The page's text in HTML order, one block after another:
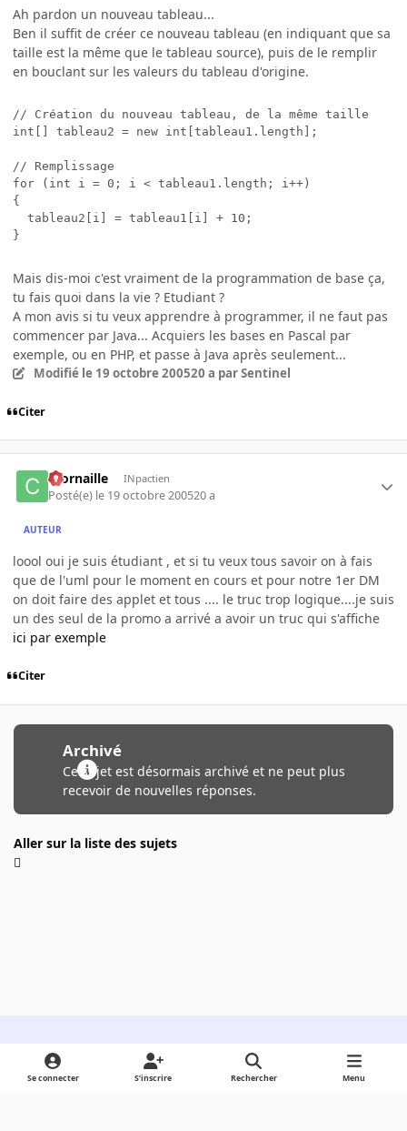
Ah pardon un nouveau tableau...
Ben il suffit de créer ce nouveau tableau (en indiquant que sa
taille est la même que le tableau source), puis de le remplir
en bouclant sur les valeurs du tableau d'origine.
// Création du nouveau tableau, de la même taille
int[] tableau2 = new int[tableau1.length];
// Remplissage
for (int i = 0; i < tableau1.length; i++)
{
tableau2[i] = tableau1[i] + 10;
Mais dis-moi c'est vraiment de la programmation de base ça,
tu fais quoi dans la vie ? Etudiant ?
A mon avis si tu veux apprendre à programmer, il ne faut pas
commencer par Java... Acquiers les bases en Pascal par
exemple, ou en PHP, et passe à Java après seulement...
Modifié le 19 octobre 200520 a par Sentinel
Citer
ccornaille INpactien
Posté(e) le 19 octobre 200520 a
AUTEUR
loool oui je suis étudiant , et si tu veux tous savoir on à fais
que de l'uml pour le moment en cours et pour notre 1er DM
on doit faire des applet et tous .... le truc trop logique....je suis
un des seul de la promo a arrivé a avoir un truc qui s'affiche
ici par exemple
Citer
Archivé
Ce sujet est désormais archivé et ne peut plus
recevoir de nouvelles réponses.
Aller sur la liste des sujets
Light ModeDark ModeSystem Preference
Se connecter S’inscrire Rechercher Menu